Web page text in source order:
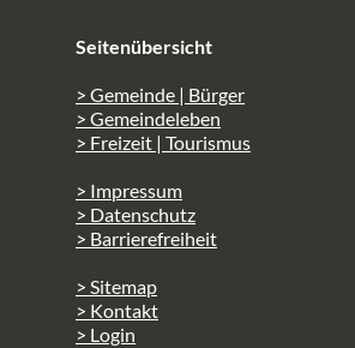
Seitenübersicht
> Gemeinde | Bürger
> Gemeindeleben
> Freizeit | Tourismus
> Impressum
> Datenschutz
> Barrierefreiheit
> Sitemap
> Kontakt
> Login